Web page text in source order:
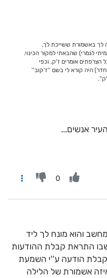
לך באשמורת ששייכת לך,
לגמרי) שהבאתי למקור הכינוי.
הצרפתים אומרים ז'ק, וכפי
היה קורא לי בשם ''ז'קוב''
אנשים...
0
והוא מונח לך ליד
התראת קבלת ההודעות
הודעה ע''י השמעת
אשמורת של הלילה